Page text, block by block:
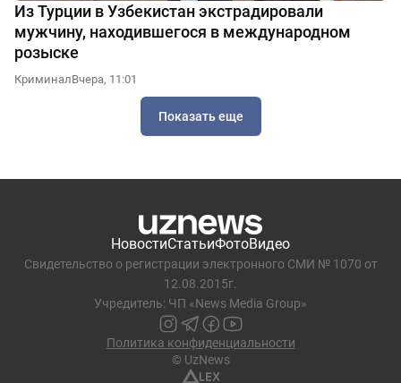
Из Турции в Узбекистан экстрадировали
мужчину, находившегося в международном
розыске
КриминалВчера, 11:01
Показать еще
НовостиСтатьиФотоВидео
Свидетельство о регистрации электронного СМИ № 1070 от
12.08.2015г.
Учредитель: ЧП «News Media Group»
Политика конфиденциальности
© UzNews